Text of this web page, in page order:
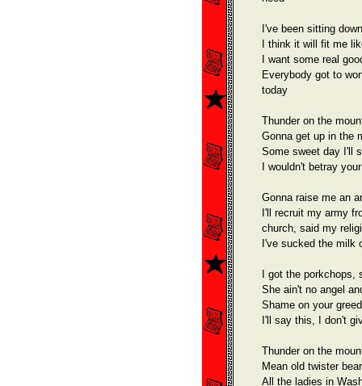
I've been sitting
I think it will fit me
I want some real
Everybody got to
today
Thunder on the
Gonna get up in the
Some sweet day I'll
I wouldn't betray
Gonna raise me an
I'll recruit my army
church, said my
I've sucked the milk
I got the porkchops,
She ain't no angel
Shame on your
I'll say this, I don't
Thunder on the
Mean old twister
All the ladies in